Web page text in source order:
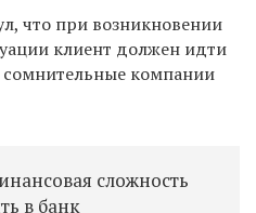
что при возникновении
клиент должен идти
сомнительные компании
сложность
в банк